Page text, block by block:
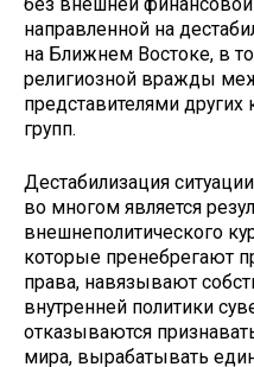
без внешней
направленной на
на Ближнем Востоке, в
религиозной вражды
представителями других
групп.
Дестабилизация
во многом является
внешнеполитического
которые пренебрегают
права, навязывают
внутренней политики
отказываются
мира, вырабатывать